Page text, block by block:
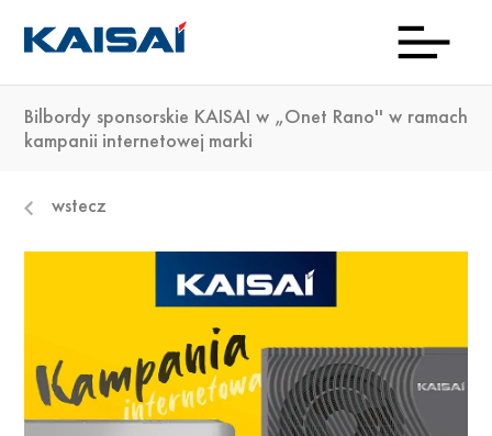
O
23
Bilbordy sponsorskie KAISAI w „Onet Rano'' w ramach
kampanii internetowej marki
wstecz